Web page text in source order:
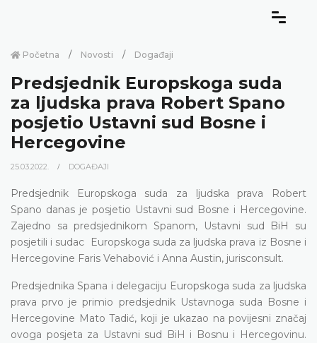
Početna Novosti Događaji
Predsjednik Europskoga suda
za ljudska prava Robert Spano
posjetio Ustavni sud Bosne i
Hercegovine
25.03.2022. DOGAĐAJI
Predsjednik Europskoga suda za ljudska prava Robert
Spano danas je posjetio Ustavni sud Bosne i Hercegovine.
Zajedno sa predsjednikom Spanom, Ustavni sud BiH su
posjetili i sudac Europskoga suda za ljudska prava iz Bosne i
Hercegovine Faris Vehabović i Anna Austin, jurisconsult.
Predsjednika Spana i delegaciju Europskoga suda za ljudska
prava prvo je primio predsjednik Ustavnoga suda Bosne i
Hercegovine Mato Tadić, koji je ukazao na povijesni značaj
ovoga posjeta za Ustavni sud BiH i Bosnu i Hercegovinu.